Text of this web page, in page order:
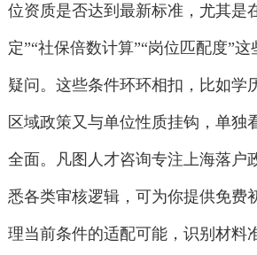
位资质是否达到最新标准，尤其是
定”“社保倍数计算”“岗位匹配度”
疑问。这些条件环环相扣，比如学
区域政策又与单位性质挂钩，单独
全面。凡图人才咨询专注上海落户
悉各类审核逻辑，可为你提供免费
理当前条件的适配可能，识别材料